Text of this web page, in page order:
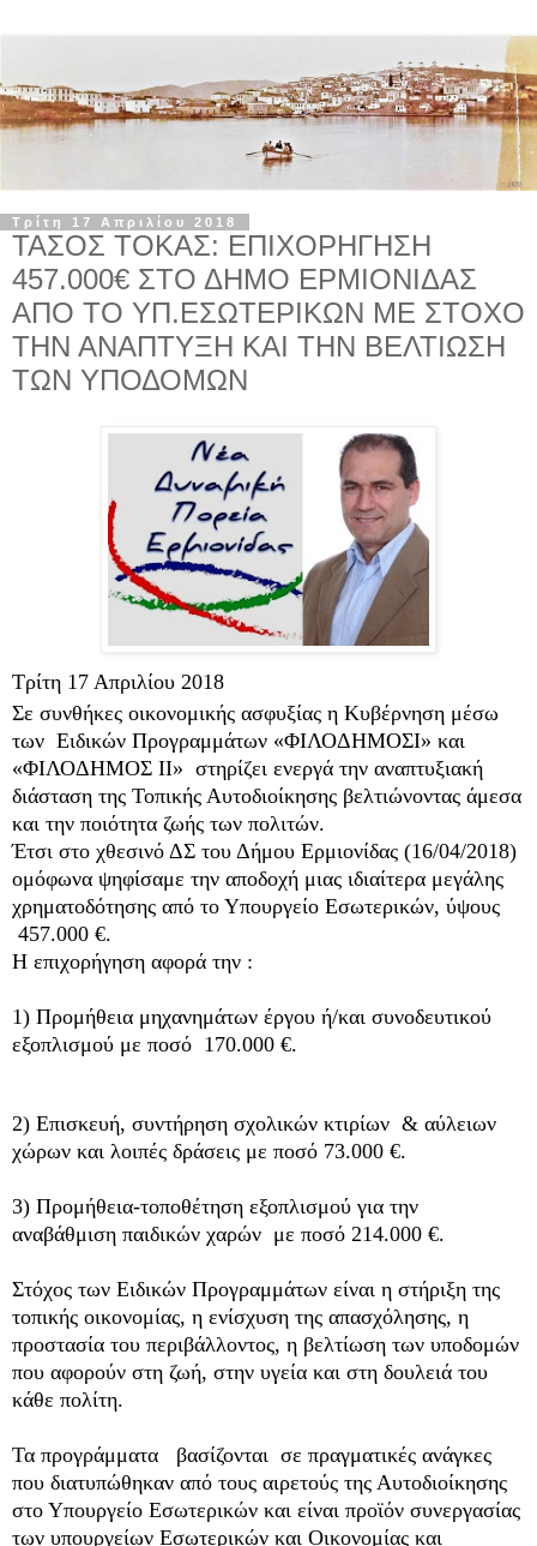
Τρίτη 17 Απριλίου 2018
ΤΑΣΟΣ ΤΟΚΑΣ: ΕΠΙΧΟΡΗΓΗΣΗ
457.000€ ΣΤΟ ΔΗΜΟ ΕΡΜΙΟΝΙΔΑΣ
ΑΠΟ ΤΟ ΥΠ.ΕΣΩΤΕΡΙΚΩΝ ΜΕ ΣΤΟΧΟ
ΤΗΝ ΑΝΑΠΤΥΞΗ ΚΑΙ ΤΗΝ ΒΕΛΤΙΩΣΗ
ΤΩΝ ΥΠΟΔΟΜΩΝ
Τρίτη 17 Απριλίου 2018
Σε συνθήκες οικονομικής ασφυξίας η Κυβέρνηση μέσω
των Ειδικών Προγραμμάτων «ΦΙΛΟΔΗΜΟΣΙ» και
«ΦΙΛΟΔΗΜΟΣ ΙΙ» στηρίζει ενεργά την αναπτυξιακή
διάσταση της Τοπικής Αυτοδιοίκησης βελτιώνοντας άμεσα
και την ποιότητα ζωής των πολιτών.
Έτσι στο χθεσινό ΔΣ του Δήμου Ερμιονίδας (16/04/2018)
ομόφωνα ψηφίσαμε την αποδοχή μιας ιδιαίτερα μεγάλης
χρηματοδότησης από το Υπουργείο Εσωτερικών, ύψους
457.000 €.
Η επιχορήγηση αφορά την :
1) Προμήθεια μηχανημάτων έργου ή/και συνοδευτικού
εξοπλισμού με ποσό 170.000 €.
2) Επισκευή, συντήρηση σχολικών κτιρίων & αύλειων
χώρων και λοιπές δράσεις με ποσό 73.000 €.
3) Προμήθεια-τοποθέτηση εξοπλισμού για την
αναβάθμιση παιδικών χαρών με ποσό 214.000 €.
Στόχος των Ειδικών Προγραμμάτων είναι η στήριξη της
τοπικής οικονομίας, η ενίσχυση της απασχόλησης, η
προστασία του περιβάλλοντος, η βελτίωση των υποδομών
που αφορούν στη ζωή, στην υγεία και στη δουλειά του
κάθε πολίτη.
Τα προγράμματα βασίζονται σε πραγματικές ανάγκες
που διατυπώθηκαν από τους αιρετούς της Αυτοδιοίκησης
στο Υπουργείο Εσωτερικών και είναι προϊόν συνεργασίας
των υπουργείων Εσωτερικών και Οικονομίας και